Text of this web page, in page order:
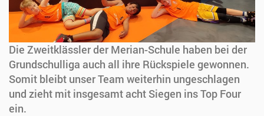
Die Zweitklässler der Merian-Schule haben bei der
Grundschulliga auch all ihre Rückspiele gewonnen.
Somit bleibt unser Team weiterhin ungeschlagen
und zieht mit insgesamt acht Siegen ins Top Four
ein.